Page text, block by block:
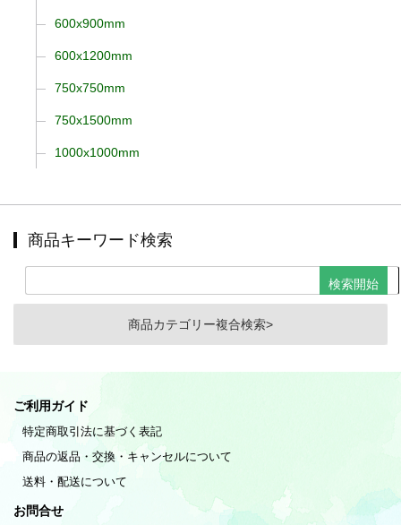
600x900mm
600x1200mm
750x750mm
750x1500mm
1000x1000mm
商品キーワード検索
商品カテゴリー複合検索>
ご利用ガイド
特定商取引法に基づく表記
商品の返品・交換・キャンセルについて
送料・配送について
お問合せ